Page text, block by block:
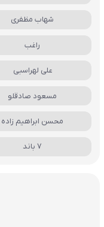
شهاب مظفری
راغب
علی لهراسبی
مسعود صادقلو
محسن ابراهیم زاده
7 باند